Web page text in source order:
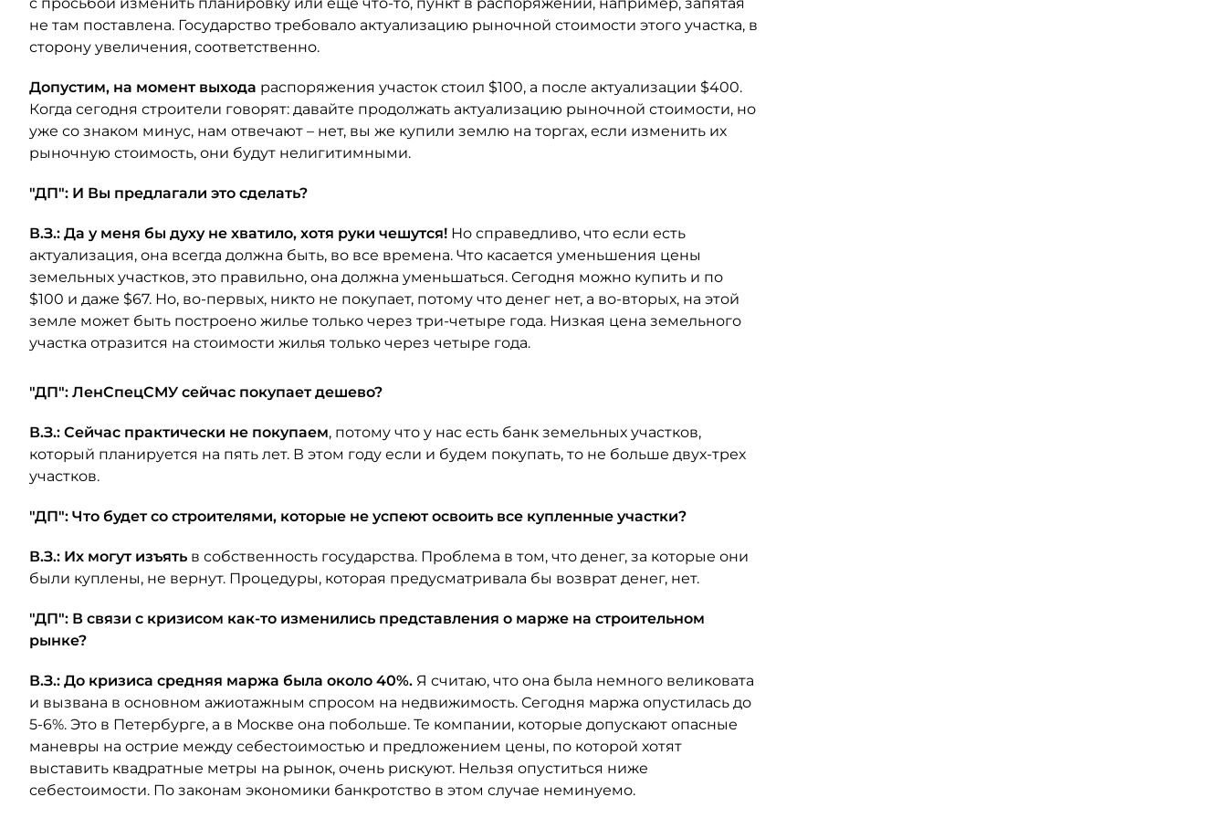
не там поставлена. Государство требовало актуализацию рыночной стоимости этого участка, в
сторону увеличения, соответственно.
Допустим, на момент выхода распоряжения участок стоил $100, а после актуализации $400.
Когда сегодня строители говорят: давайте продолжать актуализацию рыночной стоимости, но
уже со знаком минус, нам отвечают – нет, вы же купили землю на торгах, если изменить их
рыночную стоимость, они будут нелигитимными.
"ДП": И Вы предлагали это сделать?
В.З.: Да у меня бы духу не хватило, хотя руки чешутся! Но справедливо, что если есть
актуализация, она всегда должна быть, во все времена. Что касается уменьшения цены
земельных участков, это правильно, она должна уменьшаться. Сегодня можно купить и по
$100 и даже $67. Но, во-первых, никто не покупает, потому что денег нет, а во-вторых, на этой
земле может быть построено жилье только через три-четыре года. Низкая цена земельного
участка отразится на стоимости жилья только через четыре года.
"ДП": ЛенСпецСМУ сейчас покупает дешево?
В.З.: Сейчас практически не покупаем, потому что у нас есть банк земельных участков,
который планируется на пять лет. В этом году если и будем покупать, то не больше двух-трех
участков.
"ДП": Что будет со строителями, которые не успеют освоить все купленные участки?
В.З.: Их могут изъять в собственность государства. Проблема в том, что денег, за которые они
были куплены, не вернут. Процедуры, которая предусматривала бы возврат денег, нет.
"ДП": В связи с кризисом как-то изменились представления о марже на строительном
рынке?
В.З.: До кризиса средняя маржа была около 40%. Я считаю, что она была немного великовата
и вызвана в основном ажиотажным спросом на недвижимость. Сегодня маржа опустилась до
5-6%. Это в Петербурге, а в Москве она побольше. Те компании, которые допускают опасные
маневры на острие между себестоимостью и предложением цены, по которой хотят
выставить квадратные метры на рынок, очень рискуют. Нельзя опуститься ниже
себестоимости. По законам экономики банкротство в этом случае неминуемо.